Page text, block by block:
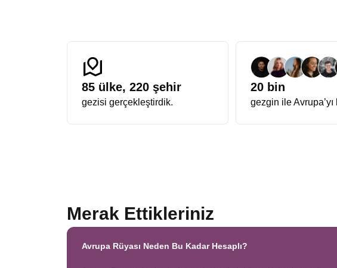
85 ülke, 220 şehir
gezisi gerçekleştirdik.
20 bin
gezgin ile Avrupa’yı
Merak Ettikleriniz
Avrupa Rüyası Neden Bu Kadar Hesaplı?